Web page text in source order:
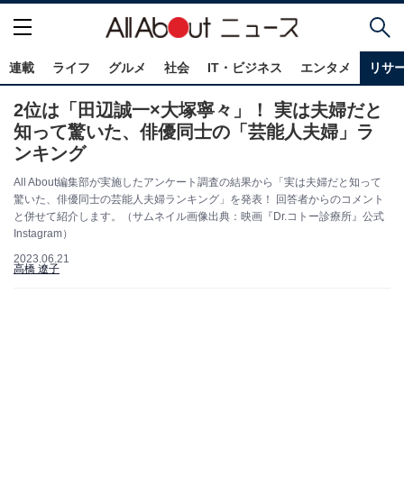
連載 ライフ グルメ 社会 IT・ビジネス エンタメ リサ
2位は「田辺誠一×大塚寧々」！ 実は夫婦だと
知って驚いた、俳優同士の「芸能人夫婦」ラ
ンキング
All About編集部が実施したアンケート調査の結果から「実は夫婦だと知って
驚いた、俳優同士の芸能人夫婦ランキング」を発表！ 回答者からのコメント
と併せて紹介します。（サムネイル画像出典：映画『Dr.コトー診療所』公式
Instagram）
2023.06.21
高橋 遼子